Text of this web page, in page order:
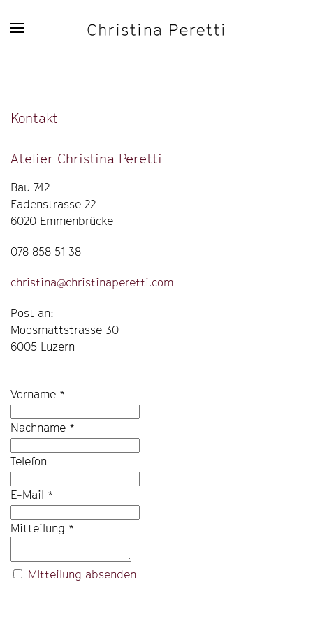
Zum Hauptinhalt springen
Kontakt
Atelier Christina Peretti
Bau 742
Fadenstrasse 22
6020 Emmenbrücke
078 858 51 38
christina@christinaperetti.com
Post an:
Moosmattstrasse 30
6005 Luzern
Vorname *
Nachname *
Telefon
E-Mail *
Mitteilung *
MItteilung absenden